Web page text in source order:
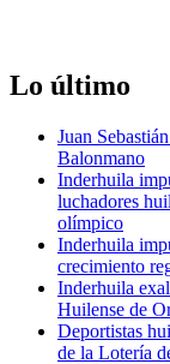
Lo último
Juan
Balonmano
Inderhuila
luchadores
olímpico
Inderhuila
crecimiento
Inderhuila
Huilense de
Deportistas
de la Lotería